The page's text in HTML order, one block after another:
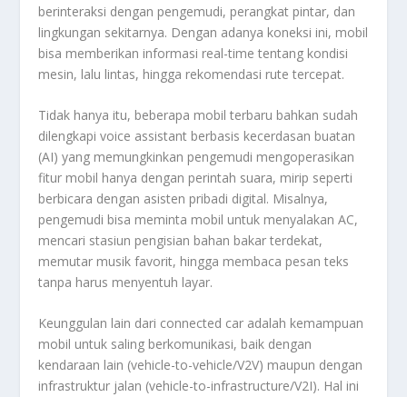
berinteraksi dengan pengemudi, perangkat pintar, dan
lingkungan sekitarnya. Dengan adanya koneksi ini, mobil
bisa memberikan informasi real-time tentang kondisi
mesin, lalu lintas, hingga rekomendasi rute tercepat.
Tidak hanya itu, beberapa mobil terbaru bahkan sudah
dilengkapi voice assistant berbasis kecerdasan buatan
(AI) yang memungkinkan pengemudi mengoperasikan
fitur mobil hanya dengan perintah suara, mirip seperti
berbicara dengan asisten pribadi digital. Misalnya,
pengemudi bisa meminta mobil untuk menyalakan AC,
mencari stasiun pengisian bahan bakar terdekat,
memutar musik favorit, hingga membaca pesan teks
tanpa harus menyentuh layar.
Keunggulan lain dari connected car adalah kemampuan
mobil untuk saling berkomunikasi, baik dengan
kendaraan lain (vehicle-to-vehicle/V2V) maupun dengan
infrastruktur jalan (vehicle-to-infrastructure/V2I). Hal ini